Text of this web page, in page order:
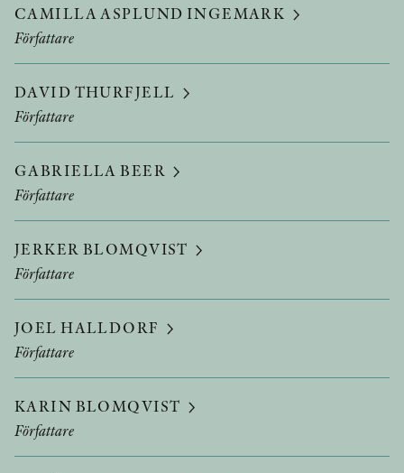
CAMILLA ASPLUND INGEMARK
Författare
DAVID THURFJELL
Författare
GABRIELLA BEER
Författare
JERKER BLOMQVIST
Författare
JOEL HALLDORF
Författare
KARIN BLOMQVIST
Författare